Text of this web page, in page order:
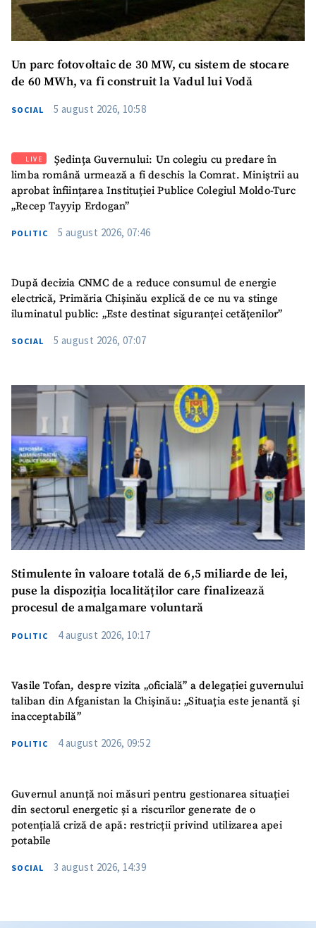
Un parc fotovoltaic de 30 MW, cu sistem de stocare
de 60 MWh, va fi construit la Vadul lui Vodă
SOCIAL 5 august 2026, 10:58
LIVE
Ședința Guvernului: Un colegiu cu predare în
limba română urmează a fi deschis la Comrat. Miniștrii au
aprobat înființarea Instituției Publice Colegiul Moldo-Turc
„Recep Tayyip Erdogan”
POLITIC 5 august 2026, 07:46
După decizia CNMC de a reduce consumul de energie
electrică, Primăria Chișinău explică de ce nu va stinge
iluminatul public: „Este destinat siguranței cetățenilor”
SOCIAL 5 august 2026, 07:07
Stimulente în valoare totală de 6,5 miliarde de lei,
puse la dispoziția localităților care finalizează
procesul de amalgamare voluntară
POLITIC 4 august 2026, 10:17
Vasile Tofan, despre vizita „oficială” a delegației guvernului
taliban din Afganistan la Chișinău: „Situația este jenantă și
inacceptabilă”
POLITIC 4 august 2026, 09:52
Guvernul anunță noi măsuri pentru gestionarea situației
din sectorul energetic și a riscurilor generate de o
potențială criză de apă: restricții privind utilizarea apei
potabile
SOCIAL 3 august 2026, 14:39